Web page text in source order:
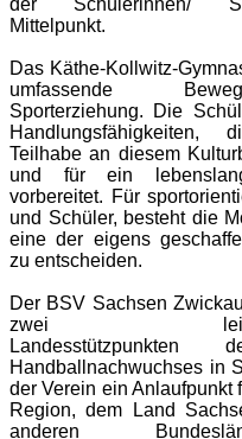
Mittelpunkt.
Das Käthe-Kollwitz-
umfassende
Sporterziehung. Die
Teilhabe an diesem
und für ein
vorbereitet. Für
und Schüler, besteht die
eine der eigens
zu entscheiden.
Der BSV Sachsen
zwei
Landesstützpunkten
Handballnachwuchses in
der Verein ein Anlaufpunkt
Region, dem Land
anderen